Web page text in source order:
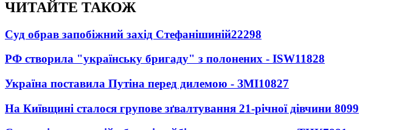
ЧИТАЙТЕ ТАКОЖ
Суд обрав запобіжний захід Стефанішиній22298
РФ створила "українську бригаду" з полонених - ISW11828
Україна поставила Путіна перед дилемою - ЗМІ10827
На Київщині сталося групове зґвалтування 21-річної дівчини 8099